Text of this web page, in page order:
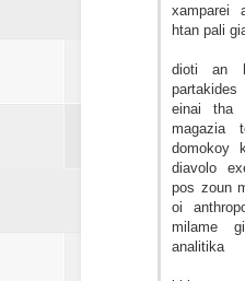
xamparei
htan pali
dioti an
einai tha
magazia
domokoy
diavolo
pos zoun
oi
milame
analitika